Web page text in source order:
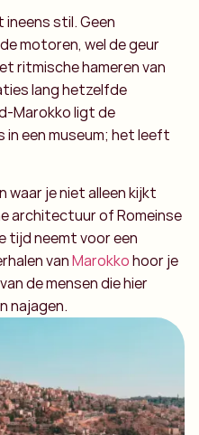
stil. Geen
motoren, wel de geur
ritmische hameren van
lang hetzelfde
Marokko ligt de
een museum; het leeft
waar je niet alleen kijkt
architectuur of Romeinse
tijd neemt voor een
vanMarokkohoor je
de mensen die hier
najagen.